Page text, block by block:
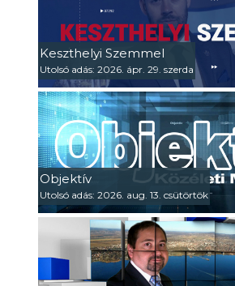
Keszthelyi Szemmel
Utolsó adás: 2026. ápr. 29. szerda
Objektív
Utolsó adás: 2026. aug. 13. csütörtök